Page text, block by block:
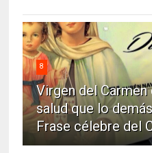
8
Virgen del
salud que lo
Frase célebre del